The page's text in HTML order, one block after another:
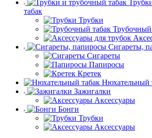
табак
Трубки
Трубочный
Сигареты,
Сигареты
Папиросы
Кретек
Нюхательный
Зажигалки
Аксессуары
Бонги
Трубки
Аксессуары